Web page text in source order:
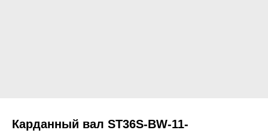
Карданный вал ST36S-BW-11-